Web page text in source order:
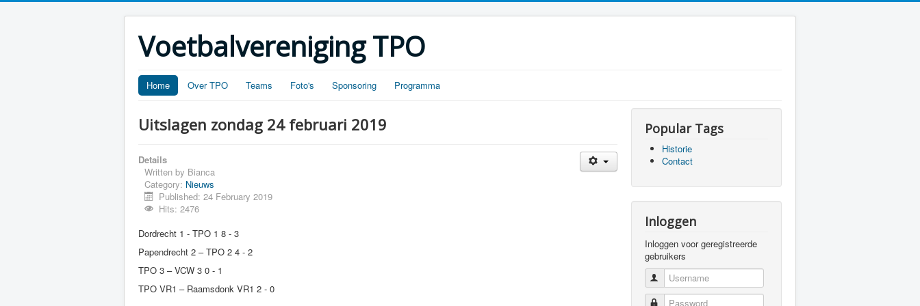
Voetbalvereniging TPO
Home Over TPO Teams Foto's Sponsoring Programma
Uitslagen zondag 24 februari 2019
Details
Written by Bianca
Category: Nieuws
Published: 24 February 2019
Hits: 2476
Dordrecht 1 - TPO 1 8 - 3
Papendrecht 2 – TPO 2 4 - 2
TPO 3 – VCW 3 0 - 1
TPO VR1 – Raamsdonk VR1 2 - 0
Popular Tags
Historie
Contact
Inloggen
Inloggen voor geregistreerde
gebruikers
Username
Password